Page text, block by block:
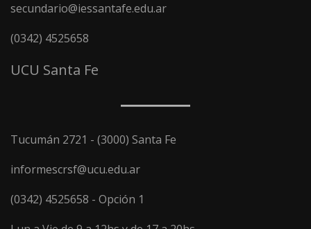
secundario@iessantafe.edu.ar
(0342) 4525658
UCU Santa Fe
Tucumán 2721 - (3000) Santa Fe
informescrsf@ucu.edu.ar
(0342) 4525658 - Opción 1